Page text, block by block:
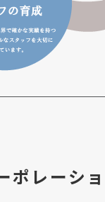
ポレーシ